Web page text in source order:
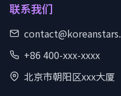
联系我们
+86 400-xxx-xxxx
北京市朝阳区xxx大厦